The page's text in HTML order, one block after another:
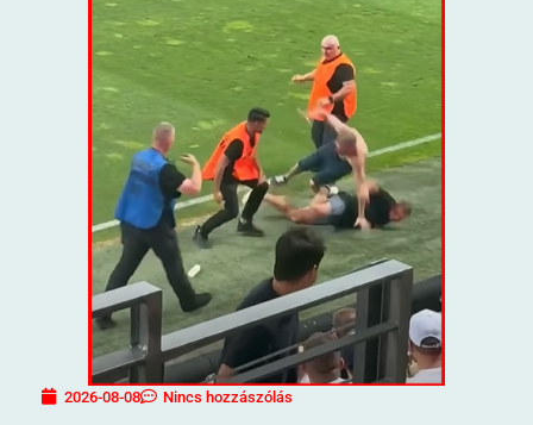
2026-08-08 Nincs hozzászólás